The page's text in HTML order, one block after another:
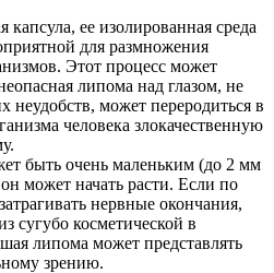
капсула, ее изолированная среда
для размножения
Этот процесс может
липома над глазом, не
может переродиться в
человека злокачественную
быть очень маленьким (до 2 мм
может начать расти. Если по
нервные окончания,
сугубо косметической в
липома может представлять
зрению.